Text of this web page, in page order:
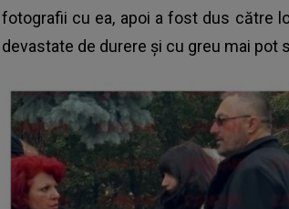
fotografii cu ea, apoi a fost dus către
devastate de durere și cu greu mai pot